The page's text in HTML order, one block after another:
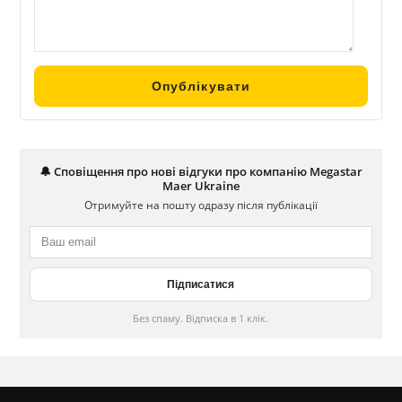
🔔 Сповіщення про нові відгуки про компанію Megastar
Maer Ukraine
Отримуйте на пошту одразу після публікації
Без спаму. Відписка в 1 клік.